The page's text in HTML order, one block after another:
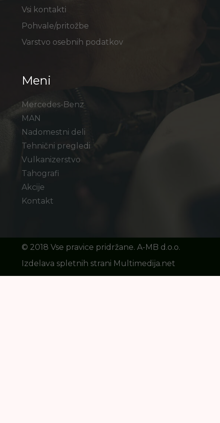
Vsi kontakti
Pohvale/pritožbe
Varstvo osebnih podatkov
Meni
Mercedes-Benz
MAN
Nadomestni deli
Tehnični pregledi
Vulkanizerstvo
Tahografi
Akcije
Kontakt
©️ 2018 Vse pravice pridržane. A-MB d.o.o.
Izdelava spletnih strani Multimedija.net